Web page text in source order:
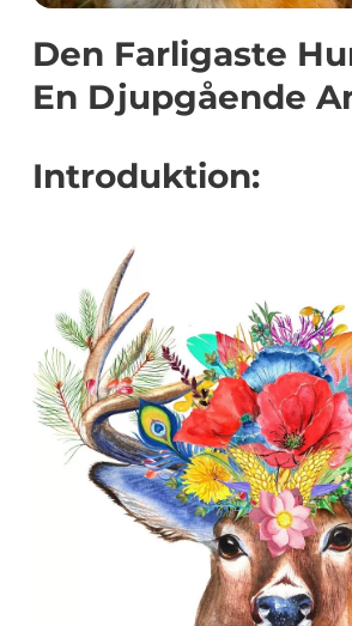
Den Farligaste
En Djupgående
Introduktion: